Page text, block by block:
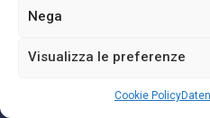
Nega
Visualizza le preferenze
Cookie Policy